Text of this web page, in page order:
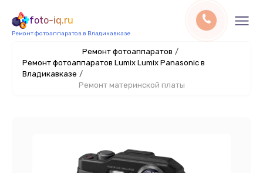
foto-iq.ru
Ремонт фотоаппаратов в Владикавказе
Ремонт фотоаппаратов /
Ремонт фотоаппаратов Lumix Lumix Panasonic в
Владикавказе /
Ремонт материнской платы